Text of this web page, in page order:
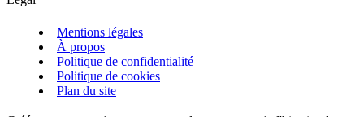
Mentions légales
À propos
Politique de confidentialité
Politique de cookies
Plan du site